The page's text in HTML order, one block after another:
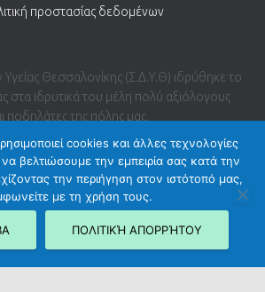
προστασίας δεδομένων
Θεσσαλονίκης (Σ.Δ.Υ.Θ) ιδρύθηκε το
στα ιδρυτικά του μέλη πολύ αξιόλογους
ποδηλάτες της πόλης μας.
cookies και άλλες τεχνολογίες
βελτιώσουμε την εμπειρία σας κατά την
την περιήγηση στον ιστότοπό μας,
με τη χρήση τους.
ΠΟΛΙΤΙΚΉ ΑΠΟΡΡΉΤΟΥ